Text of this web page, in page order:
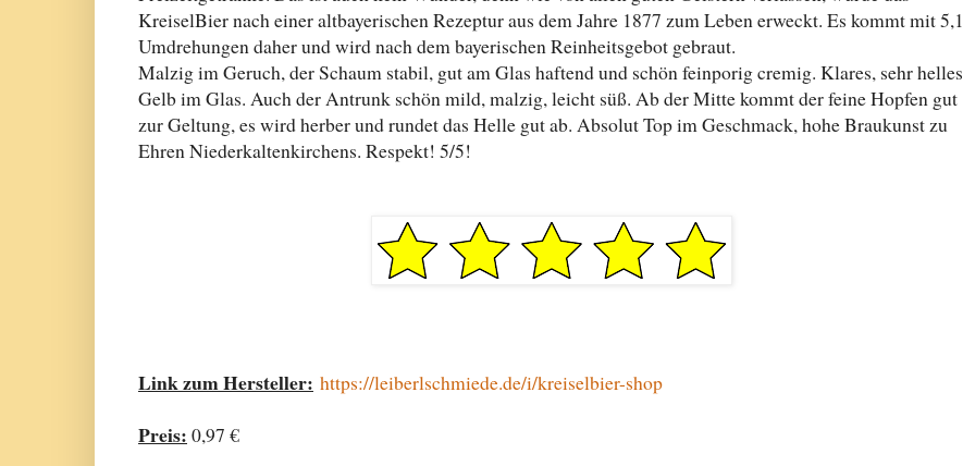
KreiselBier nach einer altbayerischen Rezeptur aus dem Jahre 1877 zum Leben erweckt. Es kommt mit 5,1
Umdrehungen daher und wird nach dem bayerischen Reinheitsgebot gebraut.
Malzig im Geruch, der Schaum stabil, gut am Glas haftend und schön feinporig cremig. Klares, sehr helles
Gelb im Glas. Auch der Antrunk schön mild, malzig, leicht süß. Ab der Mitte kommt der feine Hopfen gut
zur Geltung, es wird herber und rundet das Helle gut ab. Absolut Top im Geschmack, hohe Braukunst zu
Ehren Niederkaltenkirchens. Respekt! 5/5!
Link zum Hersteller: https://leiberlschmiede.de/i/kreiselbier-shop
Preis: 0,97 €